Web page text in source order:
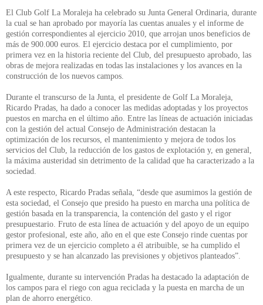
El Club Golf La Moraleja ha celebrado su Junta General Ordinaria, durante
la cual se han aprobado por mayoría las cuentas anuales y el informe de
gestión correspondientes al ejercicio 2010, que arrojan unos beneficios de
más de 900.000 euros. El ejercicio destaca por el cumplimiento, por
primera vez en la historia reciente del Club, del presupuesto aprobado, las
obras de mejora realizadas en todas las instalaciones y los avances en la
construcción de los nuevos campos.
Durante el transcurso de la Junta, el presidente de Golf La Moraleja,
Ricardo Pradas, ha dado a conocer las medidas adoptadas y los proyectos
puestos en marcha en el último año. Entre las líneas de actuación iniciadas
con la gestión del actual Consejo de Administración destacan la
optimización de los recursos, el mantenimiento y mejora de todos los
servicios del Club, la reducción de los gastos de explotación y, en general,
la máxima austeridad sin detrimento de la calidad que ha caracterizado a la
sociedad.
A este respecto, Ricardo Pradas señala, “desde que asumimos la gestión de
esta sociedad, el Consejo que presido ha puesto en marcha una política de
gestión basada en la transparencia, la contención del gasto y el rigor
presupuestario. Fruto de esta línea de actuación y del apoyo de un equipo
gestor profesional, este año, año en el que este Consejo rinde cuentas por
primera vez de un ejercicio completo a él atribuible, se ha cumplido el
presupuesto y se han alcanzado las previsiones y objetivos planteados”.
Igualmente, durante su intervención Pradas ha destacado la adaptación de
los campos para el riego con agua reciclada y la puesta en marcha de un
plan de ahorro energético.